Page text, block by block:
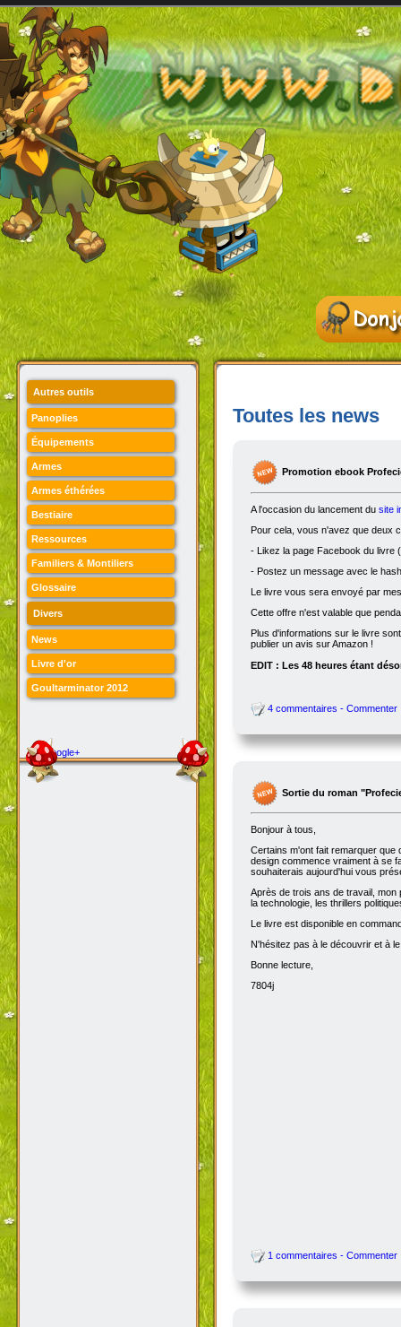
Autres outils
Panoplies
Équipements
Armes
Armes éthérées
Bestiaire
Ressources
Familiers & Montiliers
Glossaire
Divers
News
Livre d'or
Goultarminator 2012
Google+
Toutes les news
Promotion ebook
A l'occasion du lancement du site
Pour cela, vous n'avez que deux
- Likez la page Facebook du livre (
- Postez un message avec le
Le livre vous sera envoyé par
Cette offre n'est valable que
Plus d'informations sur le livre
publier un avis sur Amazon !
EDIT : Les 48 heures étant
4 commentaires - Commenter
Sortie du roman
Bonjour à tous,
Certains m'ont fait remarquer que
design commence vraiment à se
souhaiterais aujourd'hui vous
Après de trois ans de travail,
la technologie, les thrillers
Le livre est disponible en
N'hésitez pas à le découvrir et à
Bonne lecture,
7804j
1 commentaires - Commenter